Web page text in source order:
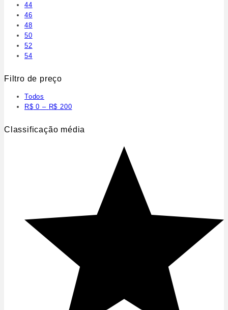
44
46
48
50
52
54
Filtro de preço
Todos
R$ 0 – R$ 200
Classificação média